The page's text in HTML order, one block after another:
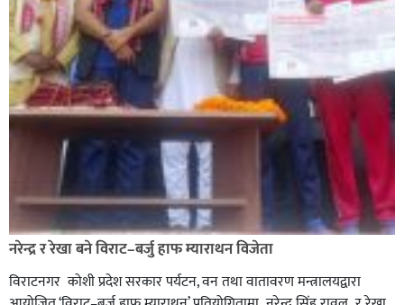
नरेन्द्र र रेखा बने विराट–बर्जु हाफ म्याराथन विजेता
विराटनगर कोशी प्रदेश सरकार पर्यटन, वन तथा वातावरण मन्त्रालयद्वारा